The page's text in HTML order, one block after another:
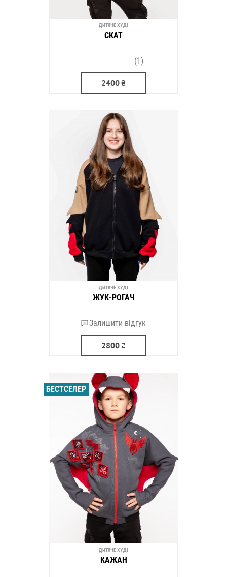
ДИТЯЧЕ ХУДІ
СКАТ
(1)
2400₴
ДИТЯЧЕ ХУДІ
ЖУК-РОГАЧ
Залишити відгук
2800₴
БЕСТСЕЛЕР
ДИТЯЧЕ ХУДІ
КАЖАН